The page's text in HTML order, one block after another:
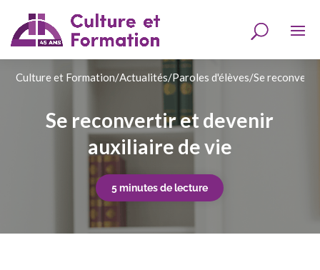
Culture et Formation/Actualités/Paroles d'élèves/Se
Se reconvertir et devenir
auxiliaire de vie
5 minutes de lecture